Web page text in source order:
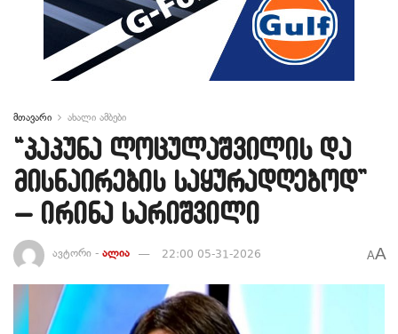
მთავარი ახალი ამბები
“პაპუნა ლოცულაშვილის და
მისნაირების საყურადღებოდ”
– ირინა სარიშვილი
ავტორი - ალია 22:00 05-31-2026 AA